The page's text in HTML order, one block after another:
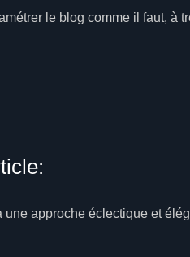
le blog comme il faut, à
approche éclectique et